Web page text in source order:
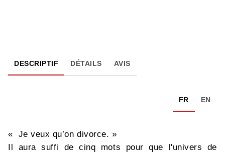
DESCRIPTIF DÉTAILS AVIS
FR EN
« Je veux qu’on divorce. »
Il aura suffi de cinq mots pour que l'univers de